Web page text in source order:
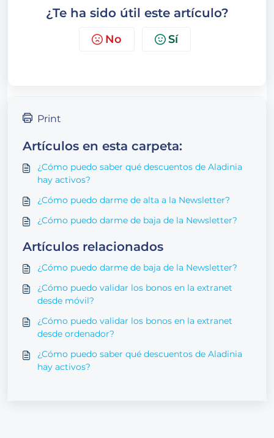
¿Te ha sido útil este artículo?
No Sí
Print
Artículos en esta carpeta:
¿Cómo puedo saber qué descuentos de Aladinia
hay activos?
¿Cómo puedo darme de alta a la Newsletter?
¿Cómo puedo darme de baja de la Newsletter?
Artículos relacionados
¿Cómo puedo darme de baja de la Newsletter?
¿Cómo puedo validar los bonos en la extranet
desde móvil?
¿Cómo puedo validar los bonos en la extranet
desde ordenador?
¿Cómo puedo saber qué descuentos de Aladinia
hay activos?